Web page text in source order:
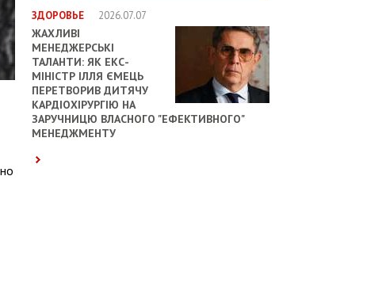
ЗДОРОВЬЕ 2026.07.07
ЖАХЛИВІ
МЕНЕДЖЕРСЬКІ
ТАЛАНТИ: ЯК ЕКС-
МІНІСТР ІЛЛЯ ЄМЕЦЬ
ПЕРЕТВОРИВ ДИТЯЧУ
КАРДІОХІРУРГІЮ НА
ЗАРУЧНИЦЮ ВЛАСНОГО "ЕФЕКТИВНОГО"
МЕНЕДЖМЕНТУ